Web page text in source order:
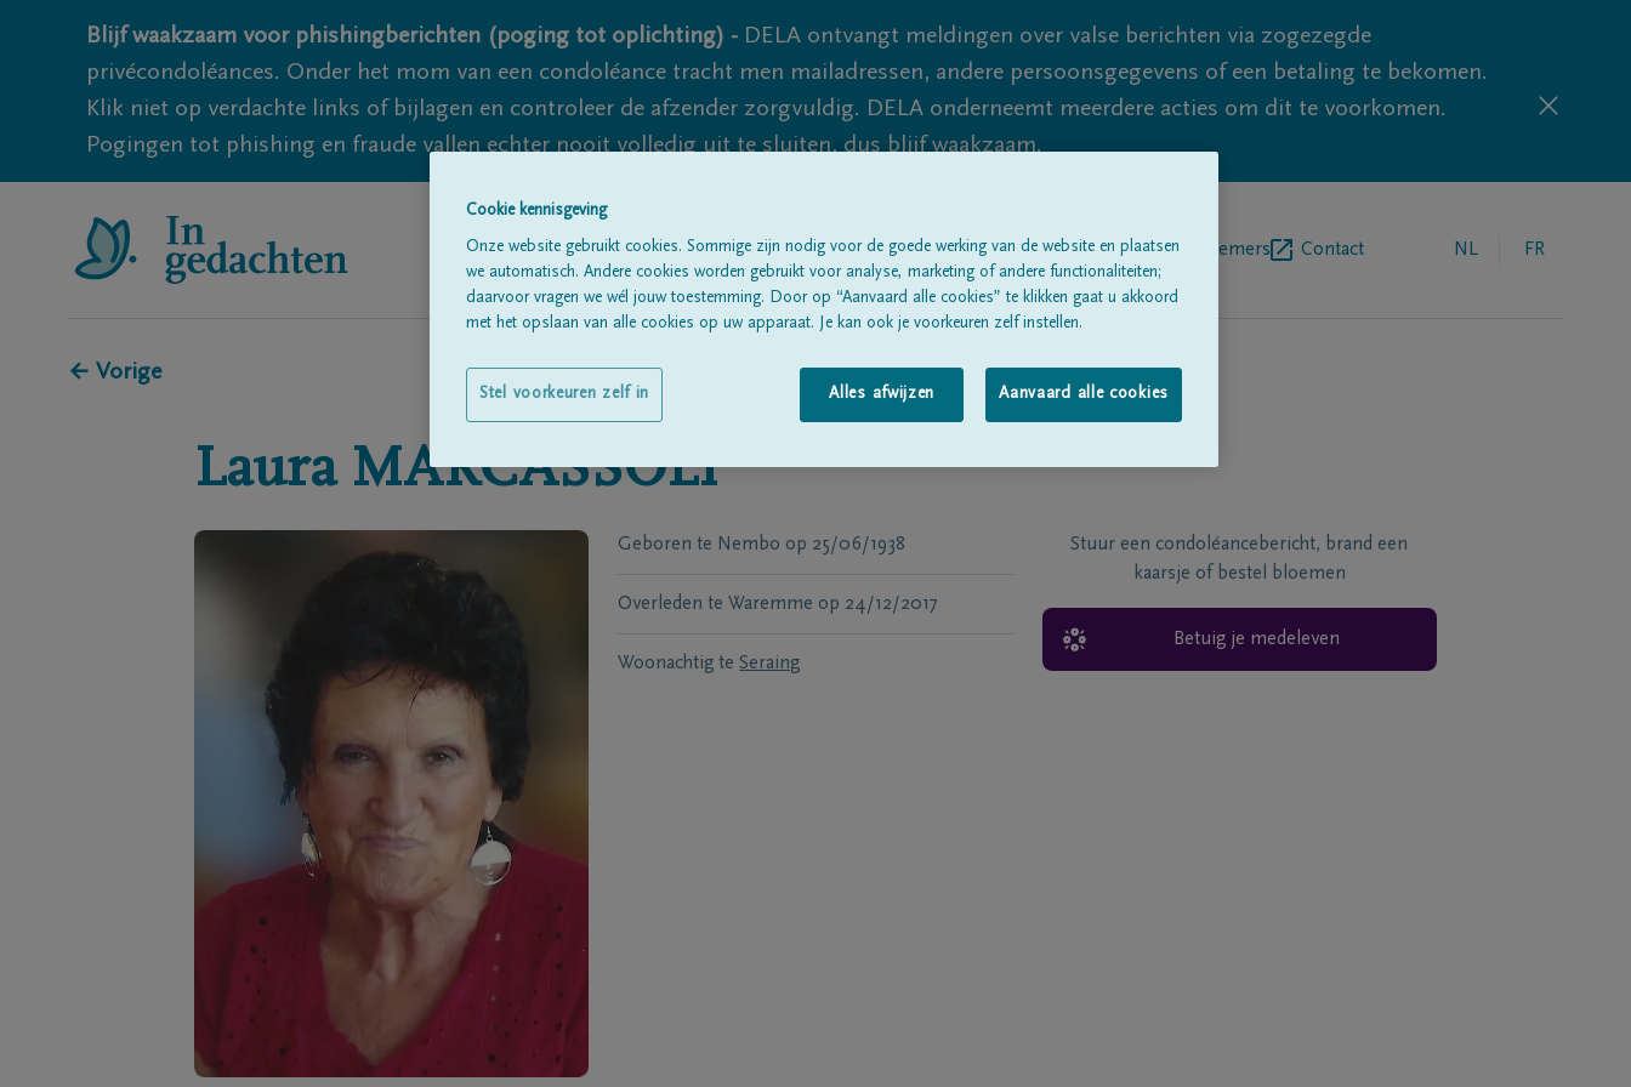
Blijf waakzaam voor phishingberichten (poging tot oplichting) - DELA ontvangt meldingen over valse berichten via zogezegde
privécondoléances. Onder het mom van een condoléance tracht men mailadressen, andere persoonsgegevens of een betaling te bekomen.
Klik niet op verdachte links of bijlagen en controleer de afzender zorgvuldig. DELA onderneemt meerdere acties om dit te voorkomen.
Pogingen tot phishing en fraude vallen echter nooit volledig uit te sluiten, dus blijf waakzaam.
Alle rouwberichtenOver onsBegrafenisondernemers Contact NL FR
← Vorige
Laura MARCASSOLI
Geboren te Nembo op 25/06/1938
Overleden te Waremme op 24/12/2017
Woonachtig te Seraing
Stuur een condoléancebericht, brand een
kaarsje of bestel bloemen
Betuig je medeleven
Cookie kennisgeving
Onze website gebruikt cookies. Sommige zijn nodig voor de goede werking van de website en plaatsen
we automatisch. Andere cookies worden gebruikt voor analyse, marketing of andere functionaliteiten;
daarvoor vragen we wél jouw toestemming. Door op “Aanvaard alle cookies” te klikken gaat u akkoord
met het opslaan van alle cookies op uw apparaat. Je kan ook je voorkeuren zelf instellen.
Alles afwijzen Aanvaard alle cookies
Stel voorkeuren zelf in